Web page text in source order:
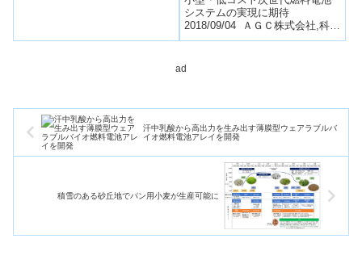
システムの実現に期待
2018/09/04 ＡＧＣ株式会社,科学
技術振興機構（ＪＳＴ）,内閣府
ーション担...
ad
汗中乳酸から高出力を生み出す薄膜型ウェアラブルバ
イオ燃料電池アレイを開発
積雪のある砂丘地でパン用小麦が生産可能に